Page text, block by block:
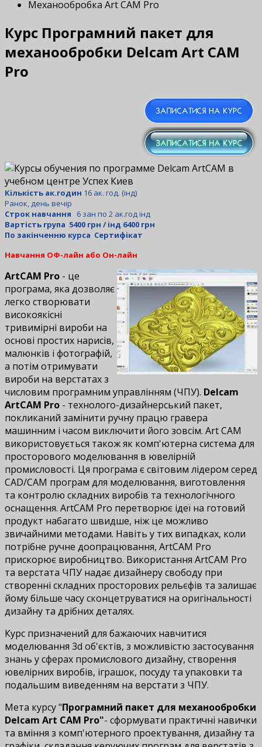
Механообробка Art CAM Pro
Курс Програмний пакет для
механообробки Delcam Art CAM
Pro
Кількість ак.годин 16 ак. год. (інд)
Ранок, день вечір
Строк навчання
6 зан по 2 ак.год інд
Вартість група 5400 грн / інд 6400 грн
По закінченню курса Сертифікат
Навчання ОФ-лайн або Он-лайн
ArtCAM Pro - це
програма, яка дозволяє
легко створювати
високоякісні
тривимірні вироби на
основі простих нарисів,
малюнків і фотографій,
а потім отримувати
вироби на верстатах з
числовим програмним управлінням (ЧПУ). Delcam
ArtCAM Pro - технолого-дизайнерський пакет,
покликаний замінити ручну працю гравера
машинним і часом виключити його зовсім. Art CAM
використовується також як комп'ютерна система для
просторового моделювання в ювелірній
промисловості. Ця програма є світовим лідером серед
CAD/CAM програм для моделювання, виготовлення
та контролю складних виробів та технологічного
оснащення. ArtCAM Pro перетворює ідеї на готовий
продукт набагато швидше, ніж це можливо
звичайними методами. Навіть у тих випадках, коли
потрібне ручне доопрацювання, ArtCAM Pro
прискорює виробництво. Використання ArtCAM Pro
та верстата ЧПУ надає дизайнеру свободу при
створенні складних просторових рельєфів та залишає
йому більше часу сконцетруватися на оригінальності
дизайну та дрібних деталях.
Курс призначений для бажаючих навчитися
моделювання 3d об'єктів, з можливістю застосування
знань у сферах промислового дизайну, створення
ювелірних виробів, іграшок, посуду та упаковки та
подальшим виведенням на верстати з ЧПУ.
Мета курсу "Програмний пакет для механообробки
Delcam Art CAM Pro"- сформувати практичні навички
та вміння з комп'ютерного проектування, дизайну та